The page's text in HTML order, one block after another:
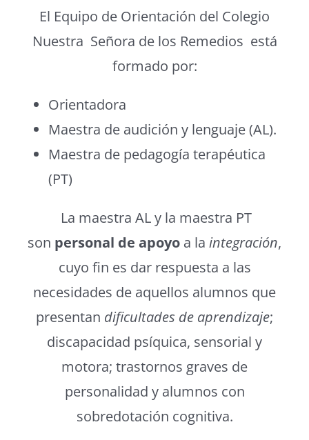
El Equipo de Orientación del Colegio
Nuestra Señora de los Remedios está
formado por:
Orientadora
Maestra de audición y lenguaje (AL).
Maestra de pedagogía terapéutica
(PT)
La maestra AL y la maestra PT
son personal de apoyo a la integración,
cuyo fin es dar respuesta a las
necesidades de aquellos alumnos que
presentan dificultades de aprendizaje;
discapacidad psíquica, sensorial y
motora; trastornos graves de
personalidad y alumnos con
sobredotación cognitiva.